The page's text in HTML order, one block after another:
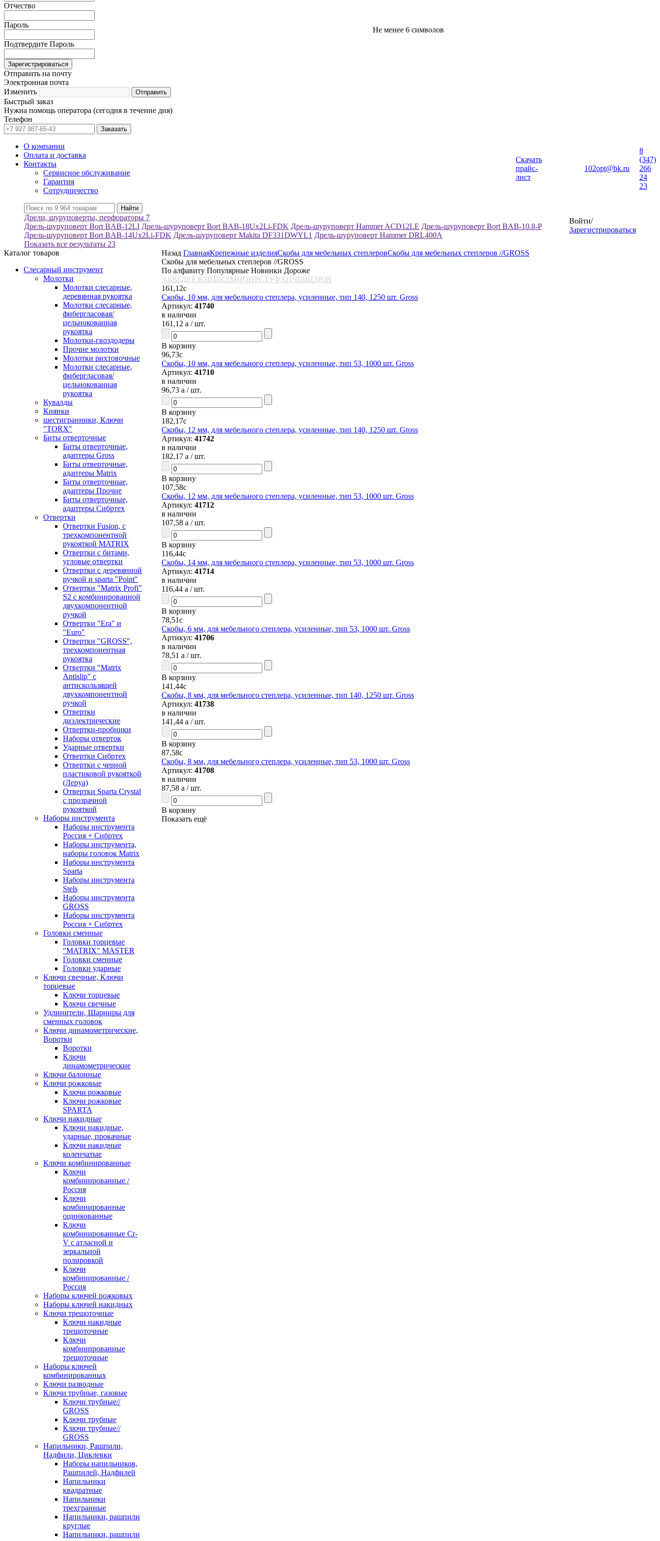
Отчество
Пароль
Не менее 6 символов
Подтвердите Пароль
Отправить на почту
Электронная почта
Изменить
Быстрый заказ
Нужна помощь оператора (сегодня в течение дня)
Телефон
О компании
Оплата и доставка
Контакты
Сервисное обслуживание
Гарантия
Сотрудничество
Скачать
прайс-
лист
102opt@bk.ru
8
(347)
266
24
23
Дрели, шуруповерты, перфораторы 7
Дрель-шуруповерт Bort BAB-12LI Дрель-шуруповерт Bort BAB-18Ux2Li-FDK Дрель-шуруповерт Hammer ACD12LE Дрель-шуруповерт Bort BAB-10.8-P
Дрель-шуруповерт Bort BAB-14Ux2Li-FDK Дрель-шуруповерт Makita DF331DWYL1 Дрель-шуруповерт Hammer DRL400A
Показать все результаты 23
Войти/
Зарегистрироваться
Каталог товаров
Слесарный инструмент
Молотки
Молотки слесарные,
деревянная рукоятка
Молотки слесарные,
фибергласовая/
цельнокованная
рукоятка
Молотки-гвоздодеры
Прочие молотки
Молотки рихтовочные
Молотки слесарные,
фибергласовая/
цельнокованная
рукоятка
Кувалды
Киянки
шестигранники, Ключи
"TORX"
Биты отверточные
Биты отверточные,
адаптеры Gross
Биты отверточные,
адаптеры Matrix
Биты отверточные,
адаптеры Прочие
Биты отверточные,
адаптеры Сибртех
Отвертки
Отвертки Fusion, c
трехкомпонентной
рукояткой MATRIX
Отвертки с битами,
угловые отвертки
Отвертки с деревянной
ручкой и sparta "Point"
Отвертки "Matrix Profi"
S2 с комбинированной
двухкомпонентной
ручкой
Отвертки "Era" и
"Euro"
Отвертки "GROSS",
трехкомпонентная
рукоятка
Отвертки "Matrix
Antislip" с
антискользящей
двухкомпонентной
ручкой
Отвертки
диэлектрические
Отвертки-пробники
Наборы отверток
Ударные отвертки
Отвертки Сибртех
Отвертки с черной
пластиковой рукояткой
(Леруа)
Отвертки Sparta Сrystal
c прозрачной
рукояткой
Наборы инструмента
Наборы инструмента
Россия + Сибртех
Наборы инструмента,
наборы головок Matrix
Наборы инструмента
Sparta
Наборы инструмента
Stels
Наборы инструмента
GROSS
Наборы инструмента
Россия + Сибртех
Головки сменные
Головки торцевые
"MATRIX" MASTER
Головки сменные
Головки ударные
Ключи свечные, Ключи
торцевые
Ключи торцевые
Ключи свечные
Удлинители, Шарниры для
сменных головок
Ключи динамометрические,
Воротки
Воротки
Ключи
динамометрические
Ключи балонные
Ключи рожковые
Ключи рожковые
Ключи рожковые
SPARTA
Ключи накидные
Ключи накидные,
ударные, прокачные
Ключи накидные
коленчатые
Ключи комбинированные
Ключи
комбинированные /
Россия
Ключи
комбинированные
оцинкованные
Ключи
комбинированные Cr-
V с атласной и
зеркальной
полировкой
Ключи
комбинированные /
Россия
Наборы ключей рожковых
Наборы ключей накидных
Ключи трещоточные
Ключи накидные
трещоточные
Ключи
комбинированные
трещоточные
Наборы ключей
комбинированных
Ключи разводные
Ключи трубные, газовые
Ключи трубные//
GROSS
Ключи трубные
Ключи трубные//
GROSS
Напильники, Рашпили,
Надфили, Циклевки
Наборы напильников,
Рашпилей, Надфилей
Напильники
квадратные
Напильники
трехгранные
Напильники, рашпили
круглые
Напильники, рашпили
Назад ГлавнаяКрепежные изделияСкобы для мебельных степлеровСкобы для мебельных степлеров //GROSS
Скобы для мебельных степлеров //GROSS
По алфавиту Популярные Новинки Дороже
АБВГДЕЁЖЗИЙКЛМНОПРСТУФХЦЧШЩЭЮЯ
161,12c
Скобы, 10 мм, для мебельного степлера, усиленные, тип 140, 1250 шт. Gross
Артикул: 41740
в наличии
161,12 a / шт.
В корзину
96,73c
Скобы, 10 мм, для мебельного степлера, усиленные, тип 53, 1000 шт. Gross
Артикул: 41710
в наличии
96,73 a / шт.
В корзину
182,17c
Скобы, 12 мм, для мебельного степлера, усиленные, тип 140, 1250 шт. Gross
Артикул: 41742
в наличии
182,17 a / шт.
В корзину
107,58c
Скобы, 12 мм, для мебельного степлера, усиленные, тип 53, 1000 шт. Gross
Артикул: 41712
в наличии
107,58 a / шт.
В корзину
116,44c
Скобы, 14 мм, для мебельного степлера, усиленные, тип 53, 1000 шт. Gross
Артикул: 41714
в наличии
116,44 a / шт.
В корзину
78,51c
Скобы, 6 мм, для мебельного степлера, усиленные, тип 53, 1000 шт. Gross
Артикул: 41706
в наличии
78,51 a / шт.
В корзину
141,44c
Скобы, 8 мм, для мебельного степлера, усиленные, тип 140, 1250 шт. Gross
Артикул: 41738
в наличии
141,44 a / шт.
В корзину
87,58c
Скобы, 8 мм, для мебельного степлера, усиленные, тип 53, 1000 шт. Gross
Артикул: 41708
в наличии
87,58 a / шт.
В корзину
Показать ещё